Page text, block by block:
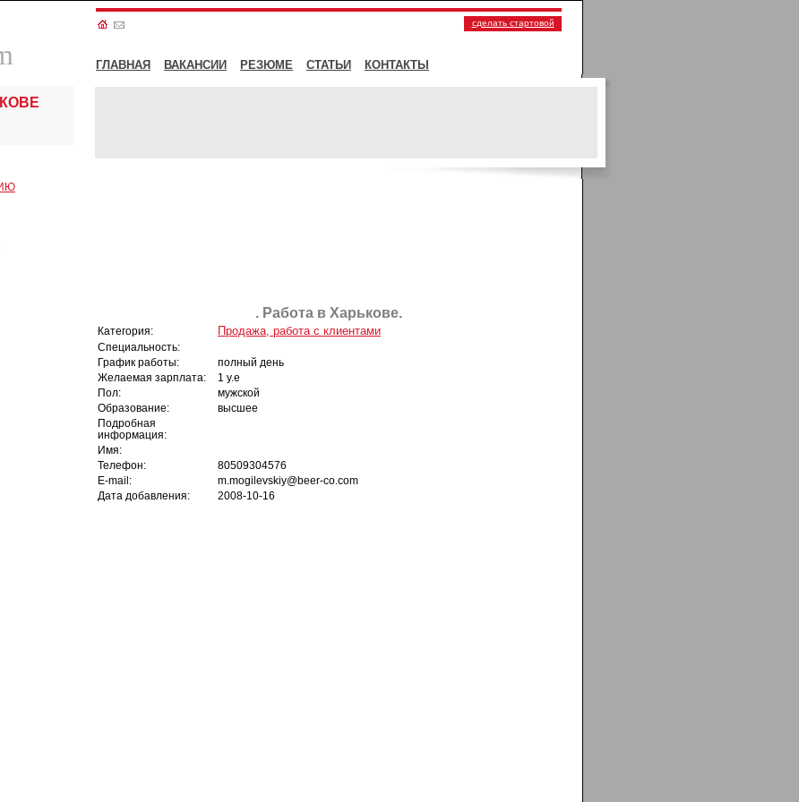
сделать стартовой
ГЛАВНАЯ ВАКАНСИИ РЕЗЮМЕ СТАТЬИ КОНТАКТЫ
. Работа в Харькове.
Категория: Продажа, работа с клиентами
Специальность:
График работы:
полный день
Желаемая зарплата:
1 у.е
Пол:
мужской
Образование:
высшее
Подробная
информация:
Имя:
Телефон:
80509304576
E-mail:
m.mogilevskiy@beer-co.com
Дата добавления:
2008-10-16